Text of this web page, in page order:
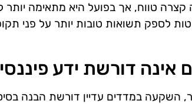
טווח, אך בפועל היא מתאימה יותר
לספק תשואות טובות יותר על פני
השקעה במדדים עדיין דורשת הבנה